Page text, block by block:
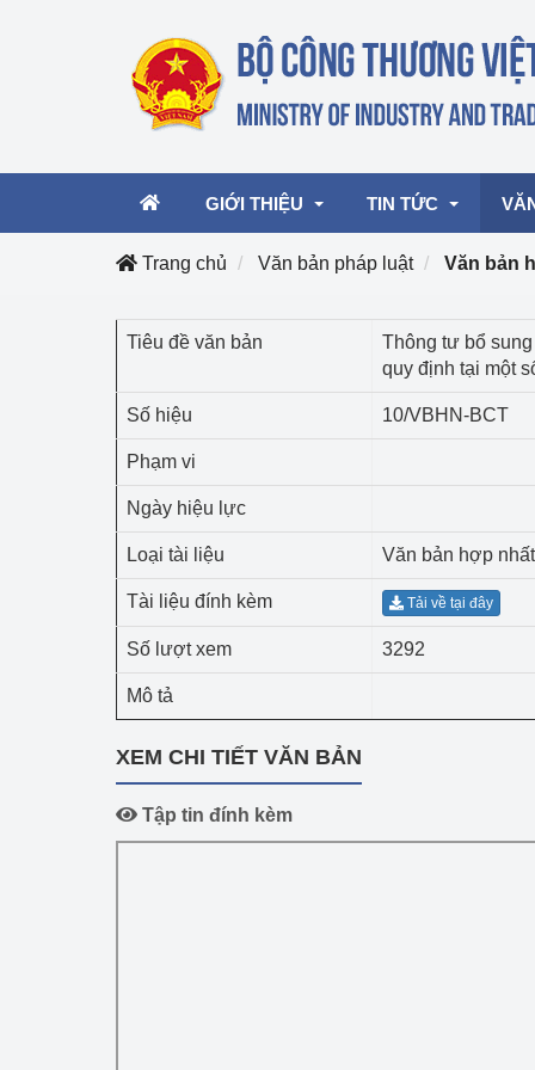
GIỚI THIỆU
Lãnh đạo Bộ
TIN TỨC
Hoạt động
Giải thưởng Công
mại, Dịch vụ Việt
Hoạt động của Bộ
Công Thương -
Chuyển đổi số
Lịch sử phát triển
Phát triển nguồn
Văn
Văn
Văn
Trang chủ Văn bản pháp luật Văn bản
Tiêu đề văn bản
Thông tư bổ
quy định tại một
Số hiệu 10/VBHN-BCT
Phạm vi
Ngày hiệu lực
Loại tài liệu Văn bản hợp nhất
Tài liệu đính kèm Tải về tại đây
Số lượt xem 3292
Mô tả
XEM CHI TIẾT VĂN BẢN
Tập tin đính kèm